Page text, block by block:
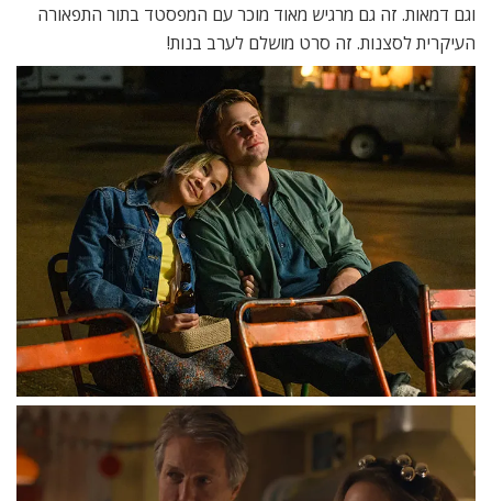
וגם דמאות. זה גם מרגיש מאוד מוכר עם המפסטד בתור התפאורה
העיקרית לסצנות. זה סרט מושלם לערב בנות!